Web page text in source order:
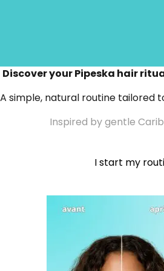
Discover your Pipeska hair
A simple, natural routine tailored
Inspired by gentle
I start my